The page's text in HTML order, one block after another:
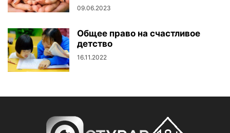
09.06.2023
Общее право на счастливое
детство
16.11.2022